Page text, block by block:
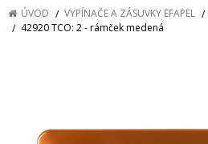
ÚVOD VYPÍNAČE A ZÁSUVKY EFAPEL
42920 TCO: 2 - rámček medená